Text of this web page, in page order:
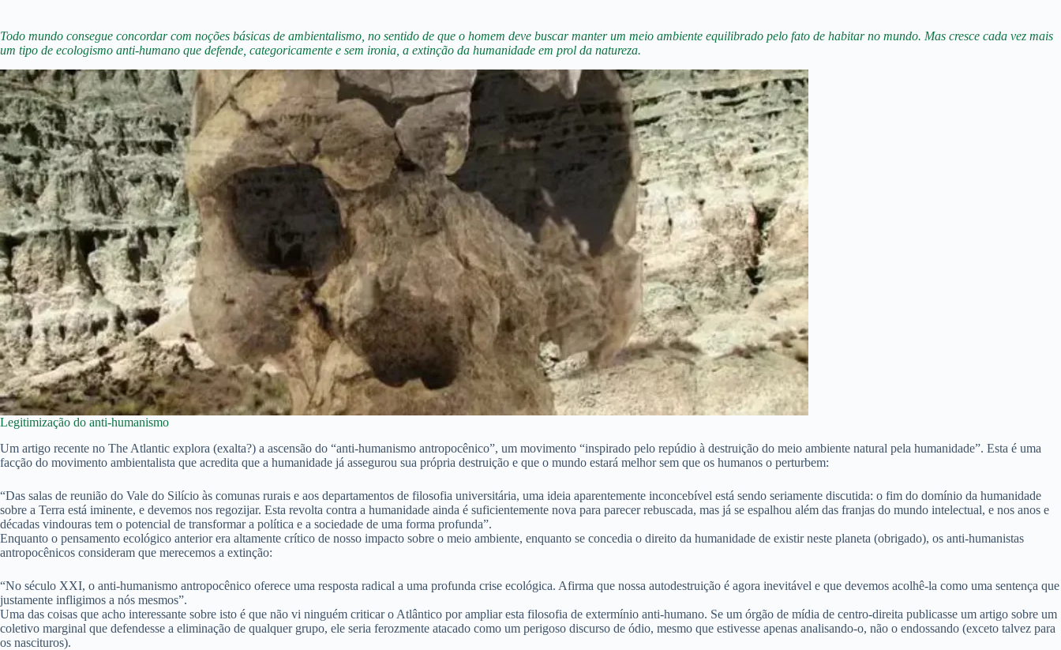
Todo mundo consegue concordar com noções básicas de ambientalismo, no sentido de que o homem deve buscar manter um meio ambiente equilibrado pelo fato de habitar no mundo. Mas cresce cada vez mais
um tipo de ecologismo anti-humano que defende, categoricamente e sem ironia, a extinção da humanidade em prol da natureza.
Legitimização do anti-humanismo
Um artigo recente no The Atlantic explora (exalta?) a ascensão do “anti-humanismo antropocênico”, um movimento “inspirado pelo repúdio à destruição do meio ambiente natural pela humanidade”. Esta é uma
facção do movimento ambientalista que acredita que a humanidade já assegurou sua própria destruição e que o mundo estará melhor sem que os humanos o perturbem:
“Das salas de reunião do Vale do Silício às comunas rurais e aos departamentos de filosofia universitária, uma ideia aparentemente inconcebível está sendo seriamente discutida: o fim do domínio da humanidade
sobre a Terra está iminente, e devemos nos regozijar. Esta revolta contra a humanidade ainda é suficientemente nova para parecer rebuscada, mas já se espalhou além das franjas do mundo intelectual, e nos anos e
décadas vindouras tem o potencial de transformar a política e a sociedade de uma forma profunda”.
Enquanto o pensamento ecológico anterior era altamente crítico de nosso impacto sobre o meio ambiente, enquanto se concedia o direito da humanidade de existir neste planeta (obrigado), os anti-humanistas
antropocênicos consideram que merecemos a extinção:
“No século XXI, o anti-humanismo antropocênico oferece uma resposta radical a uma profunda crise ecológica. Afirma que nossa autodestruição é agora inevitável e que devemos acolhê-la como uma sentença que
justamente infligimos a nós mesmos”.
Uma das coisas que acho interessante sobre isto é que não vi ninguém criticar o Atlântico por ampliar esta filosofia de extermínio anti-humano. Se um órgão de mídia de centro-direita publicasse um artigo sobre um
coletivo marginal que defendesse a eliminação de qualquer grupo, ele seria ferozmente atacado como um perigoso discurso de ódio, mesmo que estivesse apenas analisando-o, não o endossando (exceto talvez para
os nascituros).